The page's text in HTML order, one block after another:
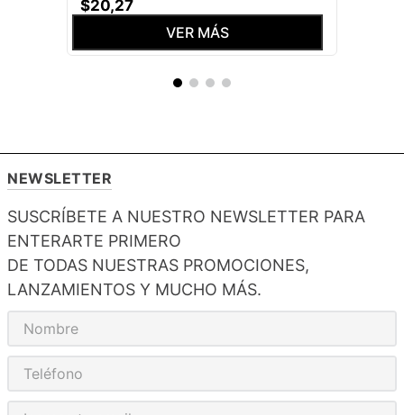
$20,27
VER MÁS
NEWSLETTER
SUSCRÍBETE A NUESTRO NEWSLETTER PARA
ENTERARTE PRIMERO
DE TODAS NUESTRAS PROMOCIONES,
LANZAMIENTOS Y MUCHO MÁS.